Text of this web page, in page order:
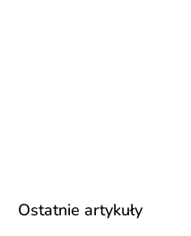
Ostatnie artykuły